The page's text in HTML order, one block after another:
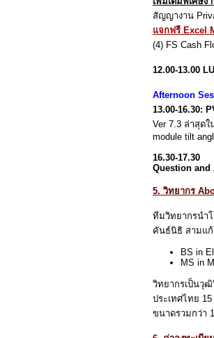
สัญญางาน
แจกฟรี Excel
(4) FS Cash
12.00-13.00
Afternoon
13.00-16.30:
Ver 7.3 ล่าสุด
module tilt
16.30-17.30
Question and
5. วิทยากร
ทีมวิทยากรนำ
คันธ์นิธิ สามแ
BS in
MS in
วิทยากรเป็นวุ
ประเทศไทย
ขนาดรวมกว่า